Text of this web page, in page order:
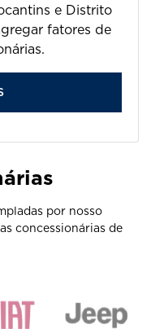
e Distrito
fatores de
por nosso
concessionárias de